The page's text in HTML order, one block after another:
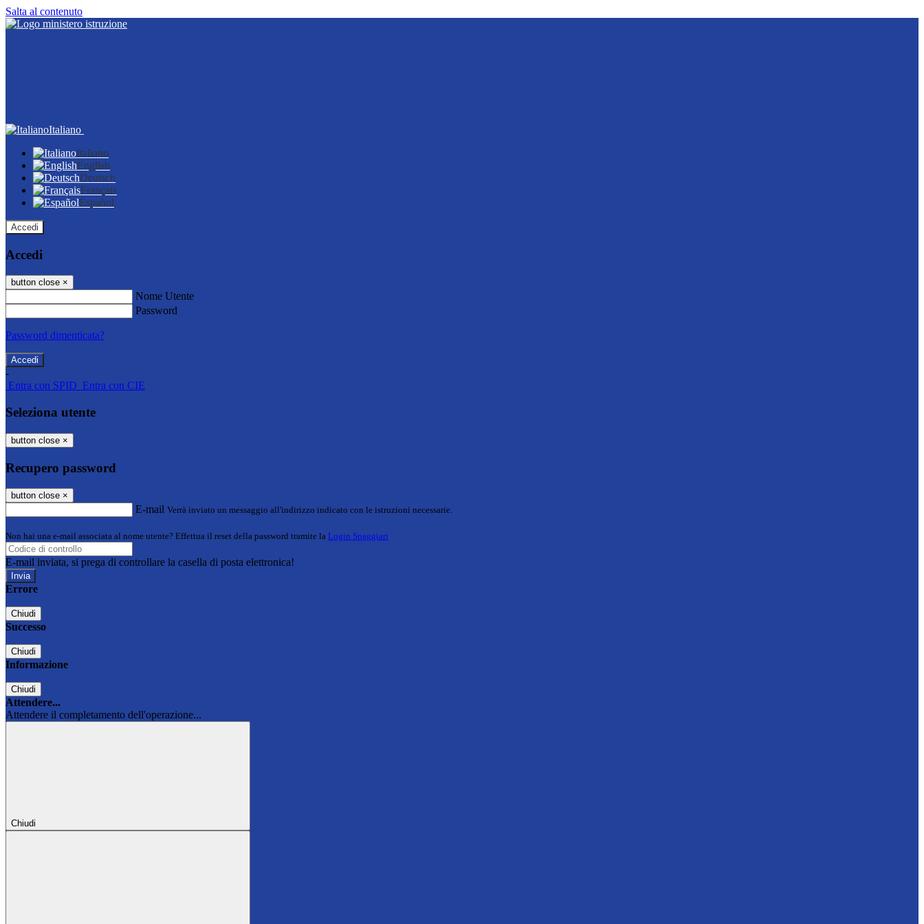
Salta al contenuto
Italiano
Italiano
English
Deutsch
Français
Español
Accedi
Accedi
button close ×
Nome Utente
Password
Password dimenticata?
-
Entra con SPID Entra con CIE
Seleziona utente
button close ×
Recupero password
button close ×
E-mail Verrà inviato un messaggio all'indirizzo indicato con le istruzioni necessarie.
Non hai una e-mail associata al nome utente? Effettua il reset della password tramite la Login Spaggiari
E-mail inviata, si prega di controllare la casella di posta elettronica!
Errore
Chiudi
Successo
Chiudi
Informazione
Chiudi
Attendere...
Attendere il completamento dell'operazione...
Chiudi